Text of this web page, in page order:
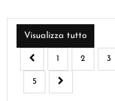
Visualizza tutto
1 2 3
5